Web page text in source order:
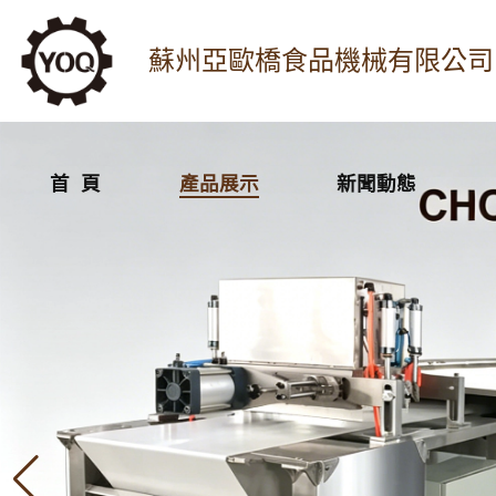
蘇州亞歐橋食品機械有限公司
首 頁 產品展示 新聞動態